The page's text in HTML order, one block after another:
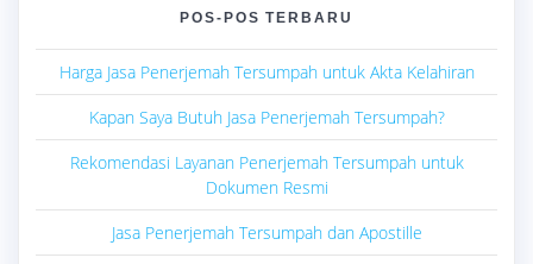
POS-POS TERBARU
Harga Jasa Penerjemah Tersumpah untuk Akta Kelahiran
Kapan Saya Butuh Jasa Penerjemah Tersumpah?
Rekomendasi Layanan Penerjemah Tersumpah untuk
Dokumen Resmi
Jasa Penerjemah Tersumpah dan Apostille